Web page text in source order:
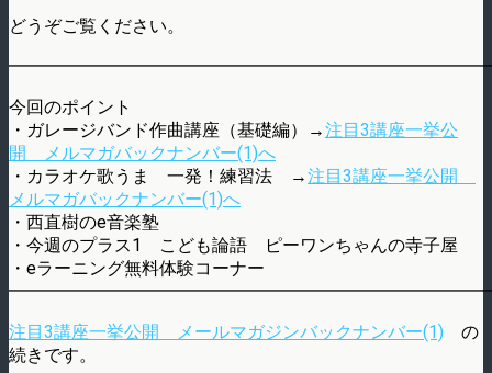
どうぞご覧ください。
今回のポイント
・ガレージバンド作曲講座（基礎編）→注目3講座一挙公
開 メルマガバックナンバー(1)へ
・カラオケ歌うま 一発！練習法 →注目3講座一挙公開
メルマガバックナンバー(1)へ
・西直樹のe音楽塾
・今週のプラス1 こども論語 ピーワンちゃんの寺子屋
・eラーニング無料体験コーナー
注目3講座一挙公開 メールマガジンバックナンバー(1) の
続きです。